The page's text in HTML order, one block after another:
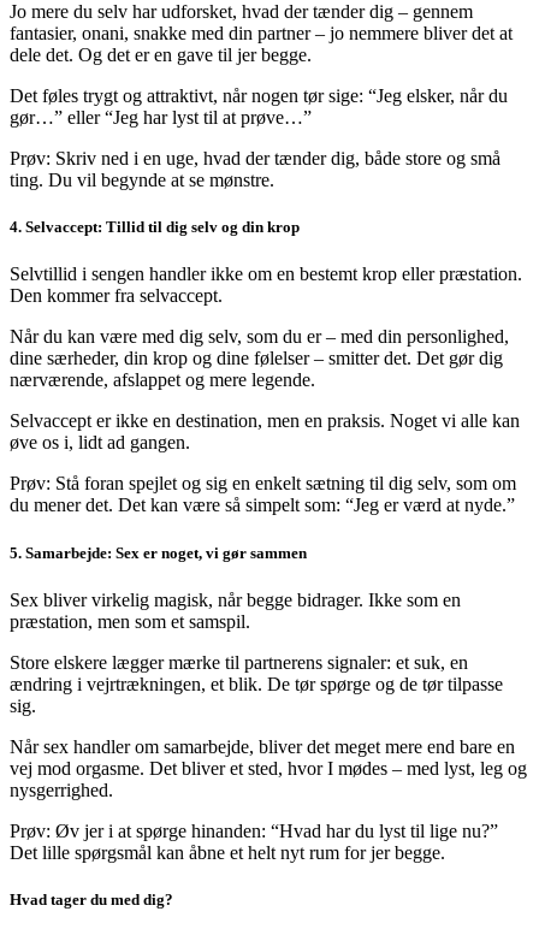
Jo mere du selv har udforsket, hvad der tænder dig – gennem
fantasier, onani, snakke med din partner – jo nemmere bliver det at
dele det. Og det er en gave til jer begge.
Det føles trygt og attraktivt, når nogen tør sige: “Jeg elsker, når du
gør…” eller “Jeg har lyst til at prøve…”
Prøv: Skriv ned i en uge, hvad der tænder dig, både store og små
ting. Du vil begynde at se mønstre.
4. Selvaccept: Tillid til dig selv og din krop
Selvtillid i sengen handler ikke om en bestemt krop eller præstation.
Den kommer fra selvaccept.
Når du kan være med dig selv, som du er – med din personlighed,
dine særheder, din krop og dine følelser – smitter det. Det gør dig
nærværende, afslappet og mere legende.
Selvaccept er ikke en destination, men en praksis. Noget vi alle kan
øve os i, lidt ad gangen.
Prøv: Stå foran spejlet og sig en enkelt sætning til dig selv, som om
du mener det. Det kan være så simpelt som: “Jeg er værd at nyde.”
5. Samarbejde: Sex er noget, vi gør sammen
Sex bliver virkelig magisk, når begge bidrager. Ikke som en
præstation, men som et samspil.
Store elskere lægger mærke til partnerens signaler: et suk, en
ændring i vejrtrækningen, et blik. De tør spørge og de tør tilpasse
sig.
Når sex handler om samarbejde, bliver det meget mere end bare en
vej mod orgasme. Det bliver et sted, hvor I mødes – med lyst, leg og
nysgerrighed.
Prøv: Øv jer i at spørge hinanden: “Hvad har du lyst til lige nu?”
Det lille spørgsmål kan åbne et helt nyt rum for jer begge.
Hvad tager du med dig?